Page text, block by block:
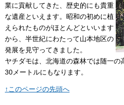
業に貢献してきた、歴史的にも貴重
な遺産といえます。昭和の初めに植
えられたものがほとんどといいます
から、半世紀にわたって山本地区の
発展を見守ってきました。
ヤチダモは、北海道の森林では随一の
30メートルにもなります。
↑このページの先頭へ